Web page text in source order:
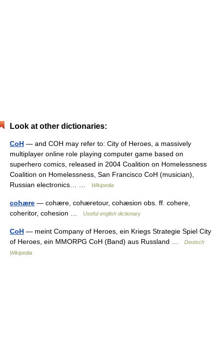
Look at other dictionaries:
CoH — and COH may refer to: City of Heroes, a massively
multiplayer online role playing computer game based on
superhero comics, released in 2004 Coalition on Homelessness
Coalition on Homelessness, San Francisco CoH (musician),
Russian electronics… …
Wikipedia
cohære — cohære, cohæretour, cohæsion obs. ff. cohere,
coheritor, cohesion …
Useful english dictionary
CoH — meint Company of Heroes, ein Kriegs Strategie Spiel City
of Heroes, ein MMORPG CoH (Band) aus Russland …
Deutsch
Wikipedia